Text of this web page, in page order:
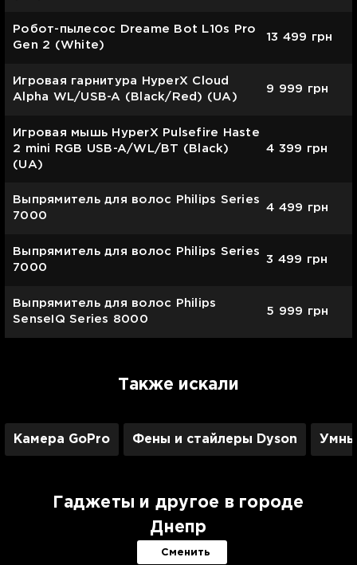
Робот-пылесос Dreame Bot L10s Pro
Gen 2 (White)
13 499 грн
Игровая гарнитура HyperX Cloud
Alpha WL/USB-A (Black/Red) (UA)
9 999 грн
Игровая мышь HyperX Pulsefire Haste
2 mini RGB USB-A/WL/BT (Black)
(UA)
4 399 грн
Выпрямитель для волос Philips Series
7000
4 499 грн
Выпрямитель для волос Philips Series
7000
3 499 грн
Выпрямитель для волос Philips
SenseIQ Series 8000
5 999 грн
Также искали
Камера GoPro Фены и стайлеры Dyson
Гаджеты и другое в городе
Днепр
Сменить